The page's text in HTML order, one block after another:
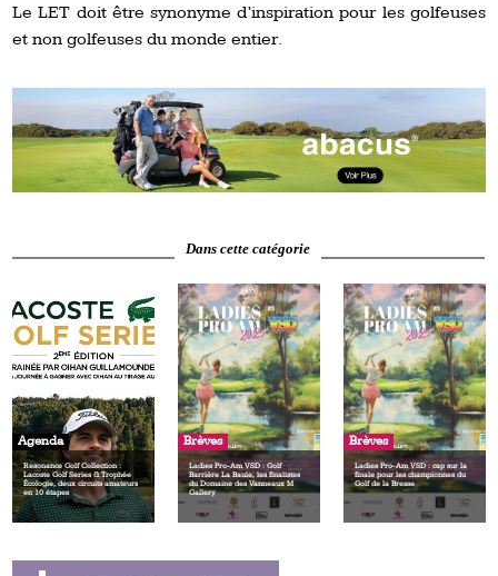
Le LET doit être synonyme d’inspiration pour les golfeuses
et non golfeuses du monde entier.
Dans cette catégorie
Agenda
Resonance Golf Collection :
Lacoste Golf Series & Trophée
Écologie, deux circuits amateurs
en 10 étapes
Brèves
Ladies Pro-Am VSD : Golf
Barrière La Baule, les finalistes
du Domaine des Vanneaux M
Gallery
Brèves
Ladies Pro-Am VSD : cap sur la
finale pour les championnes du
Golf de la Bresse